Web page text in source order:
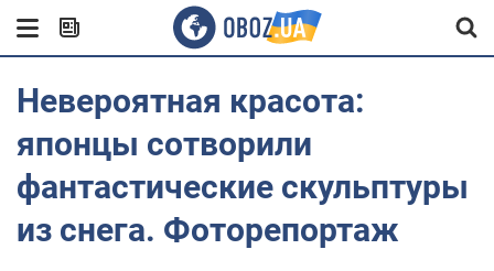
Невероятная красота:
японцы сотворили
фантастические скульптуры
из снега. Фоторепортаж